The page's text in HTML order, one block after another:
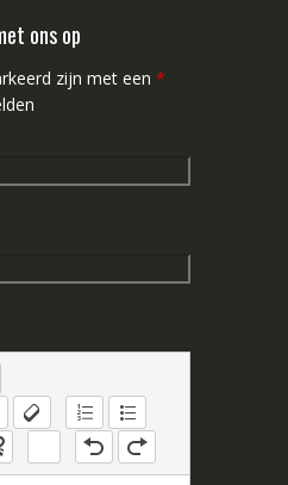
ons op
zijn met een *